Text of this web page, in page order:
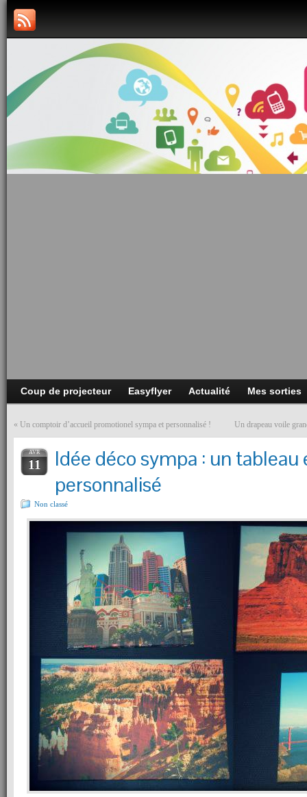
Coup de projecteur Easyflyer Actualité Mes sorties
« Un comptoir d’accueil promotionel sympa et personnalisé ! Un drapeau voile
AVR
11
Idée déco sympa : un tableau
personnalisé
Non classé